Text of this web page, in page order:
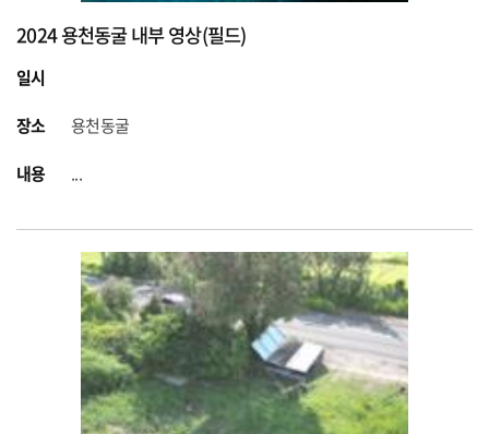
2024 용천동굴 내부 영상(필드)
일시
장소
용천동굴
내용
...